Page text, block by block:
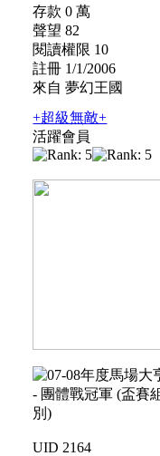
存款 0 萬
聲望 82
閱讀權限 10
註冊 1/1/2006
來自 夢幻王國
+超級無敵+
活躍會員
UID 2164